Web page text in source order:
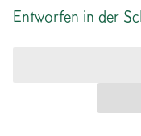
Entworfen in der